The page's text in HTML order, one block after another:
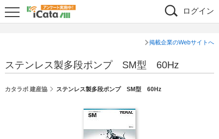
ログイン
掲載企業のWebサイトへ
ステンレス製多段ポンプ SM型 60Hz
カタラボ 建産協 ステンレス製多段ポンプ SM型 60Hz